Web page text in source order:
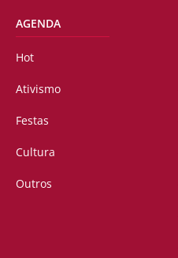
AGENDA
Hot
Ativismo
Festas
Cultura
Outros